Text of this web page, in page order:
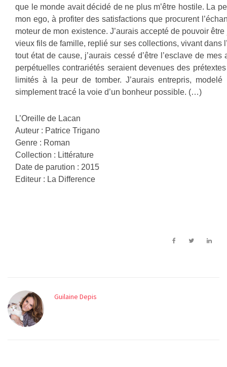
que le monde avait décidé de ne plus m’être hostile. La
mon ego, à profiter des satisfactions que procurent
moteur de mon existence. J’aurais accepté de pouvoir
vieux fils de famille, replié sur ses collections, vivant dans
tout état de cause, j’aurais cessé d’être l’esclave de
perpétuelles contrariétés seraient devenues des
limités à la peur de tomber. J’aurais entrepris,
simplement tracé la voie d’un bonheur possible. (…)
L’Oreille de Lacan
Auteur : Patrice Trigano
Genre : Roman
Collection : Littérature
Date de parution : 2015
Editeur : La Difference
Guilaine Depis